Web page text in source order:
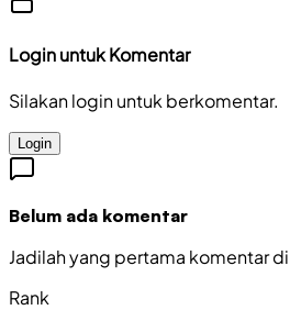
Login untuk Komentar
Silakan login untuk berkomentar.
Login
Belum ada komentar
Jadilah yang pertama komentar
Rank